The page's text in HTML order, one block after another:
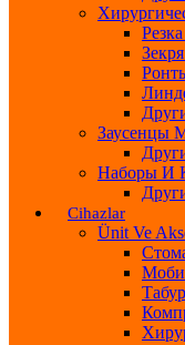
Заусенцы
Наборы И
Cihazlar
Ünit Ve